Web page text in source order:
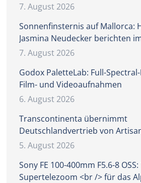
7. August 2026
Sonnenfinsternis auf Mallorca:
Jasmina Neudecker berichten
7. August 2026
Godox PaletteLab: Full-
Film- und Videoaufnahmen
6. August 2026
Transcontinenta übernimmt
Deutschlandvertrieb von
5. August 2026
Sony FE 100-400mm F5.6-8
Supertelezoom <br /> für das